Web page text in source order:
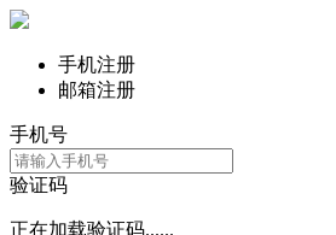
手机注册
邮箱注册
手机号
验证码
正在加载验证码......